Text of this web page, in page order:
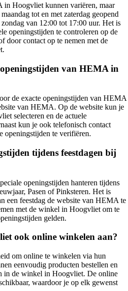
Hoogvliet kunnen variëren, maar
tot en met zaterdag geopend
van 12:00 tot 17:00 uur. Het is
openingstijden te controleren op de
contact op te nemen met de
van HEMA in
de exacte openingstijden van HEMA
van HEMA. Op de website kun je
selecteren en de actuele
kun je ook telefonisch contact
openingstijden te verifiëren.
tijdens feestdagen bij
openingstijden hanteren tijdens
Pasen of Pinksteren. Het is
een feestdag de website van HEMA te
met de winkel in Hoogvliet om te
gelden.
ook online winkelen aan?
om online te winkelen via hun
eenvoudig producten bestellen en
in de winkel in Hoogvliet. De online
waardoor je op elk gewenst